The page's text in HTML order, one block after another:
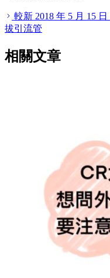
較新 2018 年 5 月 15 日
拔引流管
相關文章